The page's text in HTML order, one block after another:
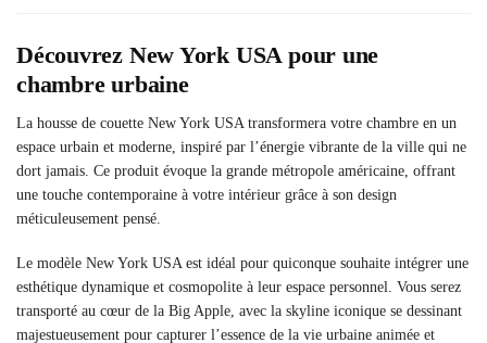
Découvrez New York USA pour une
chambre urbaine
La housse de couette New York USA transformera votre chambre en un
espace urbain et moderne, inspiré par l’énergie vibrante de la ville qui ne
dort jamais. Ce produit évoque la grande métropole américaine, offrant
une touche contemporaine à votre intérieur grâce à son design
méticuleusement pensé.
Le modèle New York USA est idéal pour quiconque souhaite intégrer une
esthétique dynamique et cosmopolite à leur espace personnel. Vous serez
transporté au cœur de la Big Apple, avec la skyline iconique se dessinant
majestueusement pour capturer l’essence de la vie urbaine animée et